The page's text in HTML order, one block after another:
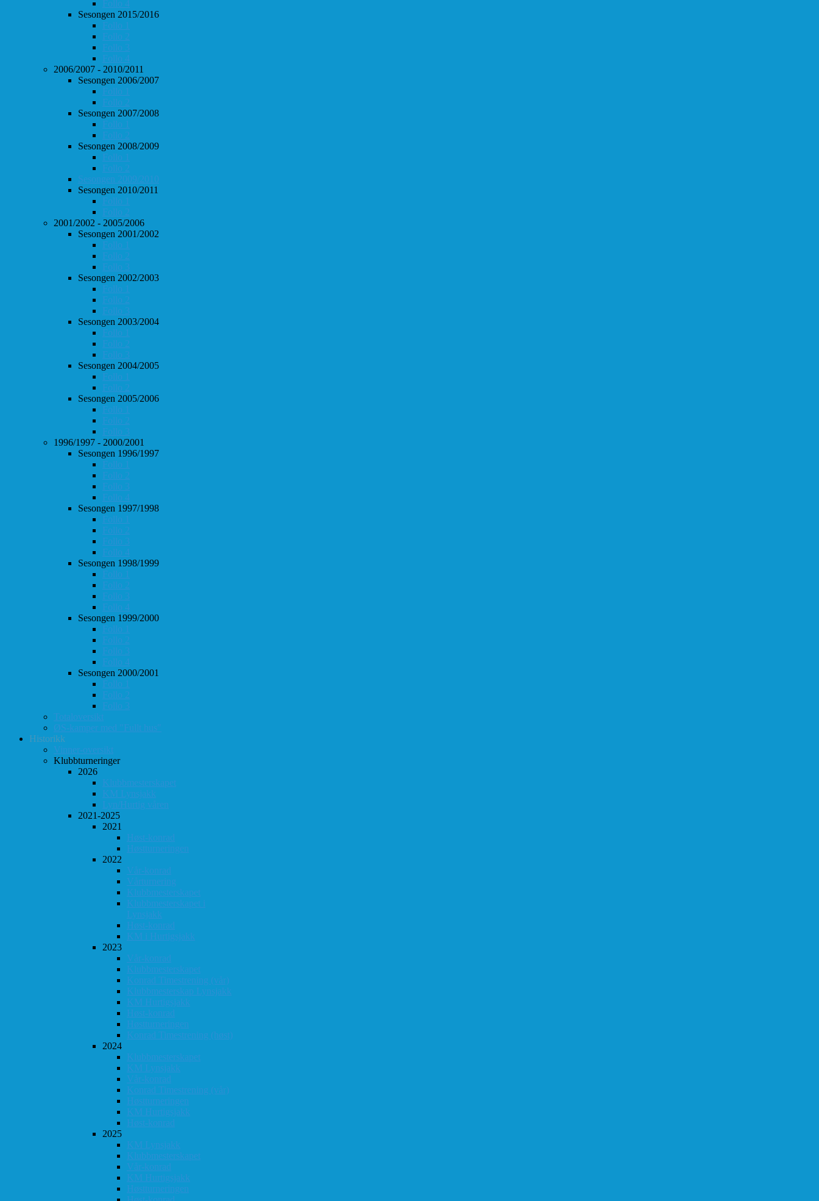
Follo 4
Sesongen 2015/2016
Follo 1
Follo 2
Follo 3
Follo 4
2006/2007 - 2010/2011
Sesongen 2006/2007
Follo 1
Follo 2
Sesongen 2007/2008
Follo 1
Follo 2
Sesongen 2008/2009
Follo 1
Follo 2
Sesongen 2009/2010
Sesongen 2010/2011
Follo 1
Follo 2
2001/2002 - 2005/2006
Sesongen 2001/2002
Follo 1
Follo 2
Follo 3
Sesongen 2002/2003
Follo 1
Follo 2
Follo 3
Sesongen 2003/2004
Follo 1
Follo 2
Follo 3
Sesongen 2004/2005
Follo 1
Follo 2
Sesongen 2005/2006
Follo 1
Follo 2
Follo 3
1996/1997 - 2000/2001
Sesongen 1996/1997
Follo 1
Follo 2
Follo 3
Follo 4
Sesongen 1997/1998
Follo 1
Follo 2
Follo 3
Follo 4
Sesongen 1998/1999
Follo 1
Follo 2
Follo 3
Follo 4
Sesongen 1999/2000
Follo 1
Follo 2
Follo 3
Follo 4
Sesongen 2000/2001
Follo 1
Follo 2
Follo 3
Totaloversikt
ØS-kamper med "Fullt hus"
Historikk
Vinner-oversikt
Klubbturneringer
2026
Klubbmesterskapet
KM Lynsjakk
Lyn/Hurtig våren
2021-2025
2021
Høst-konrad
Høstturneringen
2022
Vår-konrad
Vårturnering
Klubbmesterskapet
Klubbmesterskapet i
Lynsjakk
Høst-konrad
KM i Hurtigsjakk
2023
Vår-konrad
Klubbmesterskapet
Konrad Timestrening (vår)
Klubbmesterskap Lynsjakk
KM Hurtigsjakk
Høst-konrad
Høstturneringen
Konrad Timestrening (høst)
2024
Klubbmesterskapet
KM Lynsjakk
Vår-konrad
Konrad Timestrening (vår)
Høstturneringen
KM Hurtigsjakk
Høst-konrad
2025
KM Lynsjakk
Klubbmesterskapet
Vår-konrad
KM Hurtigsjakk
Høstturneringen